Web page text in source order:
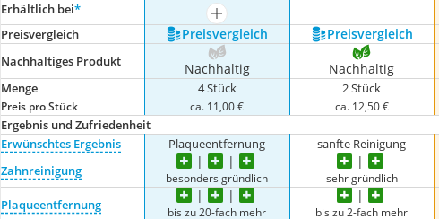
Erhältlich bei*
mehr anzeigen
Preis­vergleich
Preis­vergleich Preis­vergleich
Nachhaltiges Produkt Nachhaltig Nachhaltig
Menge
Preis pro Stück
4 Stück
ca. 11,00 €
2 Stück
ca. 12,50 €
Ergebnis und Zufriedenheit
Erwünschtes Ergebnis
Plaqueentfernung sanfte Reinigung
Zahnreinigung
besonders gründlich sehr gründlich
Plaqueentfernung bis zu 20-fach mehr bis zu 2-fach mehr